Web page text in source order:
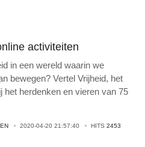
activiteiten
in een wereld waarin we
bewegen? Vertel Vrijheid, het
het herdenken en vieren van 75
2020-04-20 21:57:40 HITS 2453